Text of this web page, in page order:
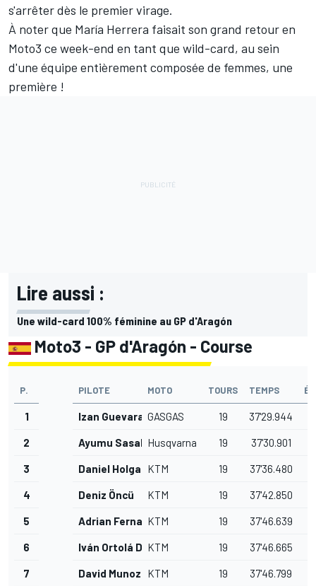
s'arrêter dès le premier virage.
À noter que María Herrera faisait son grand retour en
Moto3 ce week-end en tant que wild-card, au sein
d'une équipe entièrement composée de femmes, une
première !
Lire aussi :
Une wild-card 100% féminine au GP d'Aragón
Moto3 - GP d'Aragón - Course
P. PILOTE MOTO TOURS TEMPS
1 Izan Guevara GASGAS 19 37'29.944
2 Ayumu SasakiHusqvarna 19 37'30.901
3 Daniel HolgadoKTM 19 37'36.480
4 Deniz Öncü KTM 19 37'42.850
5 Adrian Fernandez
KTM 19 37'46.639
6 Iván Ortolá DíezKTM 19 37'46.665
7 David Munoz KTM 19 37'46.799